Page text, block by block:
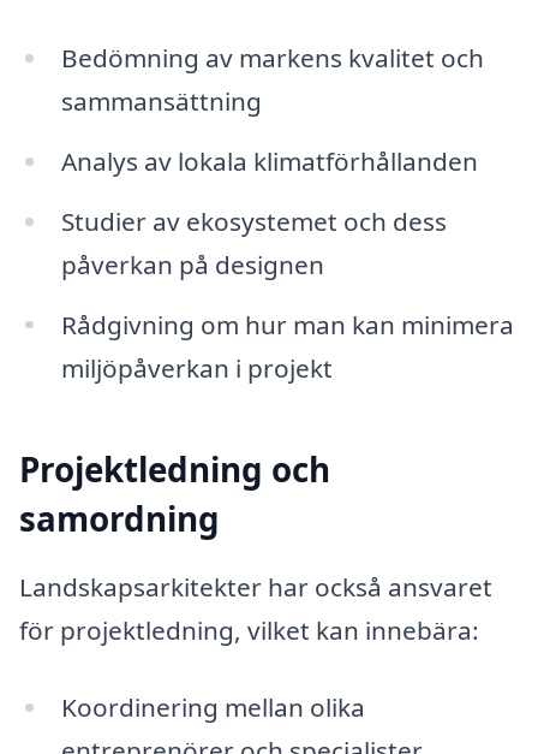
Bedömning av markens kvalitet och
sammansättning
Analys av lokala klimatförhållanden
Studier av ekosystemet och dess
påverkan på designen
Rådgivning om hur man kan minimera
miljöpåverkan i projekt
Projektledning och
samordning
Landskapsarkitekter har också ansvaret
för projektledning, vilket kan innebära:
Koordinering mellan olika